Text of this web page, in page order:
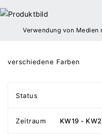
Verwendung von Medien
verschiedene Farben
Status
Zeitraum KW19 -